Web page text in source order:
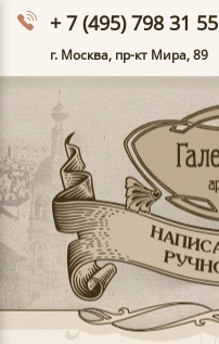
+ 7 (495) 798 31 55
г. Москва, пр-кт Мира, 89